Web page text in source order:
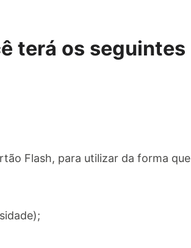
terá os seguintes
Flash, para utilizar da forma que